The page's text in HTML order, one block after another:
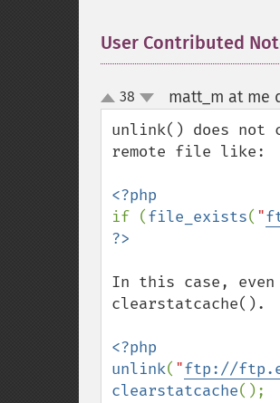
User Contributed
up
down
38 matt_m at me
unlink() does not
remote file like:
if (file_exists( "
In this case,
clearstatcache().
<?php
unlink( "ftp://
clearstatcache